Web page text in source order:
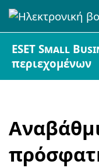
ESET Small
περιεχομένων